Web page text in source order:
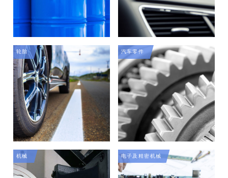
轮胎 汽车零件
机械 电子及精密机械